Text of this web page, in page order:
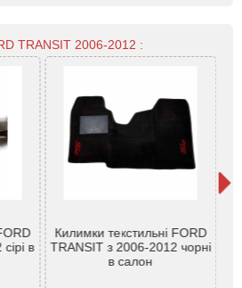
TRANSIT 2006-2012 :
в
Килимки текстильні FORD
TRANSIT з 2006-2012 чорні
в салон